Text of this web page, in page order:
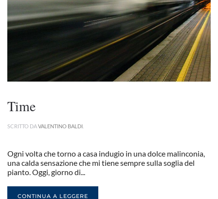
Time
SCRITTO DAVALENTINO BALDI
Ogni volta che torno a casa indugio in una dolce malinconia,
una calda sensazione che mi tiene sempre sulla soglia del
pianto. Oggi, giorno di...
CONTINUA A LEGGERE